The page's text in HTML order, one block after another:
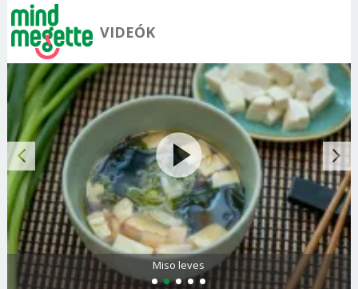
VIDEÓK
Miso leves